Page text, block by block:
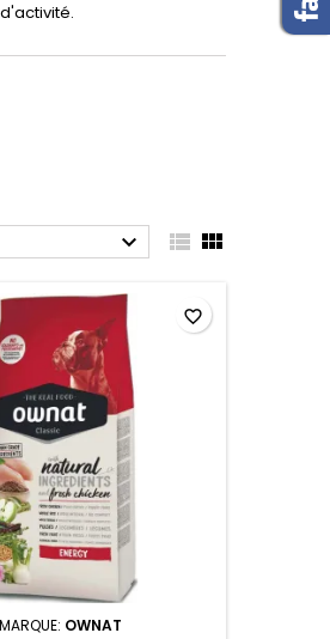
  
MARQUE: OWNAT
favorite_border